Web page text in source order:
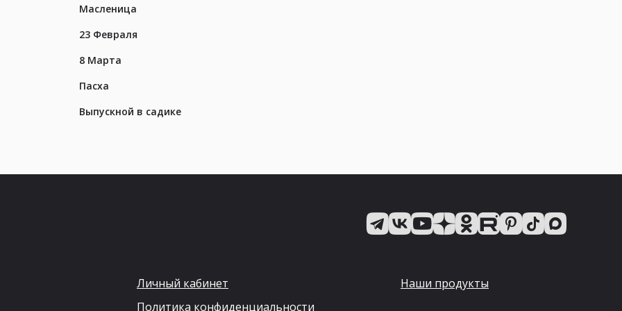
Масленица
23 Февраля
8 Марта
Пасха
Выпускной в садике
Личный кабинет
Политика конфиденциальности
Наши продукты